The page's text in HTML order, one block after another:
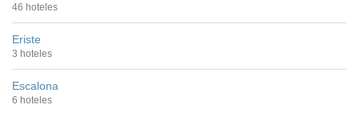
46 hoteles
Eriste
3 hoteles
Escalona
6 hoteles